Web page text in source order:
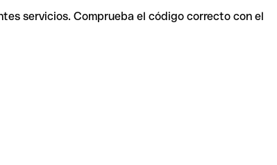
servicios. Comprueba el código correcto con el